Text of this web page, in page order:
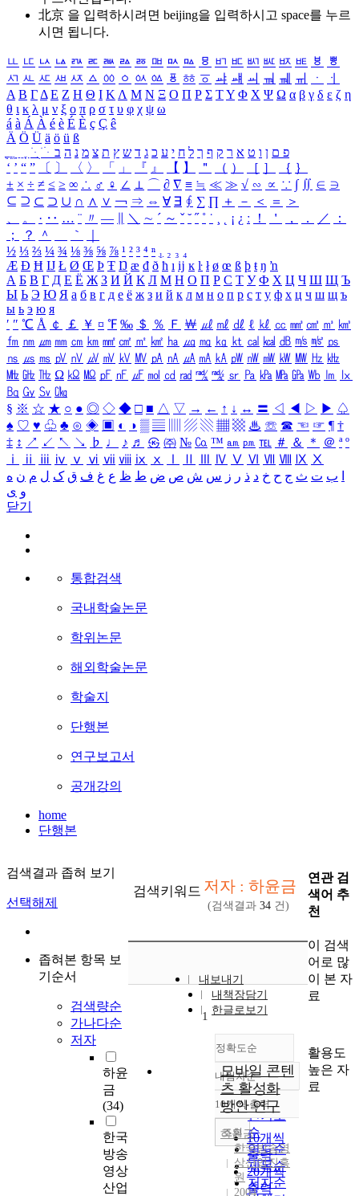
北京 을 입력하시려면 beijing을 입력하시고 space를 누르
시면 됩니다.
ㅥ ㅦ ㅧ ㅨ ㅩ ㅪ ㅫ ㅬ ㅭ ㅮ ㅯ ㅰ ㅱ ㅲ ㅳ ㅴ ㅵ ㅶ ㅷ ㅸ
ㅹ
ㅺ ㅻ ㅼ ㅽ ㅾ ㅿ ㆀ ㆁ ㆂ ㆃ ㆄ ㆅ ㆆ ㆇ ㆈ ㆉ ㆊ ㆋ ㆌ ㆍ
ㆎ
Α Β ΓΔ Ε Ζ Η Θ Ι ΚΛ Μ Ν Ξ Ο Π Ρ Σ ΤΥ Φ Χ Ψ Ω α β γ δ ε ζ η
θ ι κ λ μ ν ξ ο π ρ σ τ υ φ χ ψ ω
á à Á À é è É È ç Ç ê
Ä Ö Ü ä ö ü ß
ִֶֹ ֻּ ׁׂ פ ם ן ו ט א ר ק ף ך ל ח י ע כ ג ד ש ץ ת צ מ נ ה ב
‘ ’ “ ” 〔 〕 〈 〉 「 」 『 』 【 】 ＂ （ ） ［ ］ ｛ ｝
± × ÷ ≠ ≤ ≥ ∞ ∴ ♂ ♀ ∠ ⊥ ⌒ ∂ ∇ ≡ ≒ ≪ ≫ √ ∽ ∝ ∵ ∫ ∬ ∈ ∋
⊆ ⊇ ⊂ ⊃ ∪ ∩ ∧ ∨ ￢ ⇒ ⇔ ∀ ∃ ∮ ∑ ∏ ＋ － ＜ ＝
＞
、
。 · ‥ … ¨ 〃 ― ＼ ∼ ´ ～ ˇ ˘ ˝ ˚ ˙ ¸ ¡ ¿ ː ！ ＇ ， ． ／
：
；
？ ＾ ｀
½ ⅓ ⅔ ¼ ¾ ⅛ ⅜ ⅝ ⅞ ¹ ² ³ ⁴ ⁿ ₁ ₂ ₃ ₄
Æ Ð Ħ Ĳ Ł Ø Œ Þ Ŧ Ŋ æ đ ð ħ ı ĳ ĸ ŀ ł ø œ ß þ ŧ ŋ ŉ
А Б В Г Д Е Ё Ж З И Й К Л М Н О П Р С Т У Ф Х Ц Ч Ш Щ Ъ
Ы Ь Э Ю Я а б в г д е ё ж з и й к л м н о п р с т у ф х ц ч ш щ ъ
ы ь э ю я
′ ″ ℃ Å ￠ ￡ ￥ ¤ ℉ ‰ ＄ ％ Ｆ ￦ ㎕ ㎖ ㎗ ℓ ㎘ ㏄ ㎣ ㎤ ㎥ ㎦
㎙ ㎚ ㎛ ㎜ ㎝ ㎞ ㎟ ㎠ ㎡ ㎢ ㏊ ㎍ ㎎ ㎏ ㏏ ㎈ ㎉ ㏈ ㎧ ㎨ ㎰
㎱ ㎲ ㎳ ㎴ ㎵ ㎶ ㎷ ㎸ ㎹ ㎀ ㎁ ㎂ ㎃ ㎄ ㎺ ㎻ ㎽ ㎾ ㎿ ㎐ ㎑
㎒ ㎓ ㎔ Ω ㏀ ㏁ ㎊ ㎋ ㎌ ㏖ ㏅ ㎭ ㎮ ㎯ ㏛ ㎩ ㎪ ㎫ ㎬ ㏝ ㏐
㏓
㏃ ㏉ ㏜ ㏆
§ ※ ☆ ★ ○ ● ◎ ◇ ◆ □ ■ △ ▽ → ← ↑ ↓ ↔ 〓 ◁ ◀ ▷ ▶ ♤
♠ ♡ ♥ ♧ ♣ ⊙ ◈ ▣ ◐ ◑ ▒ ▤ ▨ ▧ ▦ ▩ ♨ ☏ ☎ ☜ ☞ ¶ †
‡ ↕ ↗ ↙ ↖ ↘ ♭ ♩ ♪ ♬ ㉿ ㈜ № ㏇ ™ ㏂ ㏘ ℡ ＃ ＆ ＊ ＠ ª º
ⅰ
ⅱ ⅲ ⅳ ⅴ ⅵ ⅶ ⅷ ⅸ ⅹ Ⅳ Ⅴ Ⅵ Ⅶ Ⅷ Ⅸ Ⅹ
ب ت ث ج ح خ د ذ ر ز س ش ص ض ط ظ ع غ ف ق ک ل م ن ه
و ی
닫기
통합검색
국내학술논문
학위논문
해외학술논문
학술지
단행본
연구보고서
공개강의
home
단행본
검색결과 좁혀 보기
선택해제
좁혀본 항목 보
기순서
검색량순
가나다순
저자
하윤
금
(34)
한국
방송
영상
산업
검색키워드 저자 : 하윤금
(검색결과 34 건)
내보내기
내책장담기
한글로보기
정확도순
정확도
순
인기도
순
연도순
제목순
저자순
내림차순
내림차순
10개씩 출력
10개씩
출력
20개씩
출력
조회
1
모바일 콘텐
츠 활성화
방안 연구
하윤금
한국방송영
상산업진흥
원
2004
연관 검
색어 추
천
이 검색
어로 많
이 본 자
료
활용도
높은 자
료